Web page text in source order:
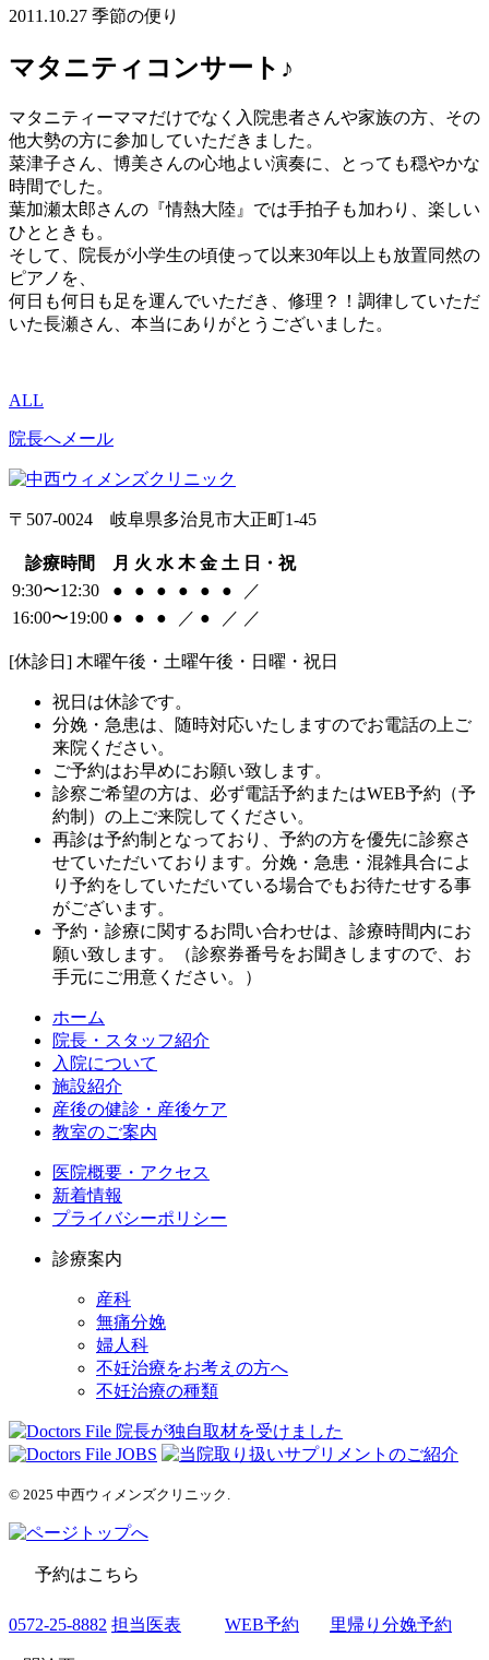
2011.10.27 季節の便り
マタニティコンサート♪
マタニティーママだけでなく入院患者さんや家族の方、その
他大勢の方に参加していただきました。
菜津子さん、博美さんの心地よい演奏に、とっても穏やかな
時間でした。
葉加瀬太郎さんの『情熱大陸』では手拍子も加わり、楽しい
ひとときも。
そして、院長が小学生の頃使って以来30年以上も放置同然の
ピアノを、
何日も何日も足を運んでいただき、修理？！調律していただ
いた長瀬さん、本当にありがとうございました。
ALL
院長へメール
〒507-0024 岐阜県多治見市大正町1-45
診療時間 月 火 水 木 金 土 日・祝
9:30〜12:30
● ● ● ● ● ●
／
16:00〜19:00 ● ● ● ／ ● ／ ／
[休診日] 木曜午後・土曜午後・日曜・祝日
祝日は休診です。
分娩・急患は、随時対応いたしますのでお電話の上ご
来院ください。
ご予約はお早めにお願い致します。
診察ご希望の方は、必ず電話予約またはWEB予約（予
約制）の上ご来院してください。
再診は予約制となっており、予約の方を優先に診察さ
せていただいております。分娩・急患・混雑具合によ
り予約をしていただいている場合でもお待たせする事
がございます。
予約・診療に関するお問い合わせは、診療時間内にお
願い致します。（診察券番号をお聞きしますので、お
手元にご用意ください。）
ホーム
院長・スタッフ紹介
入院について
施設紹介
産後の健診・産後ケア
教室のご案内
医院概要・アクセス
新着情報
プライバシーポリシー
診療案内
産科
無痛分娩
婦人科
不妊治療をお考えの方へ
不妊治療の種類
© 2025 中西ウィメンズクリニック.
予約はこちら
0572-25-8882 担当医表 WEB予約 里帰り分娩予約